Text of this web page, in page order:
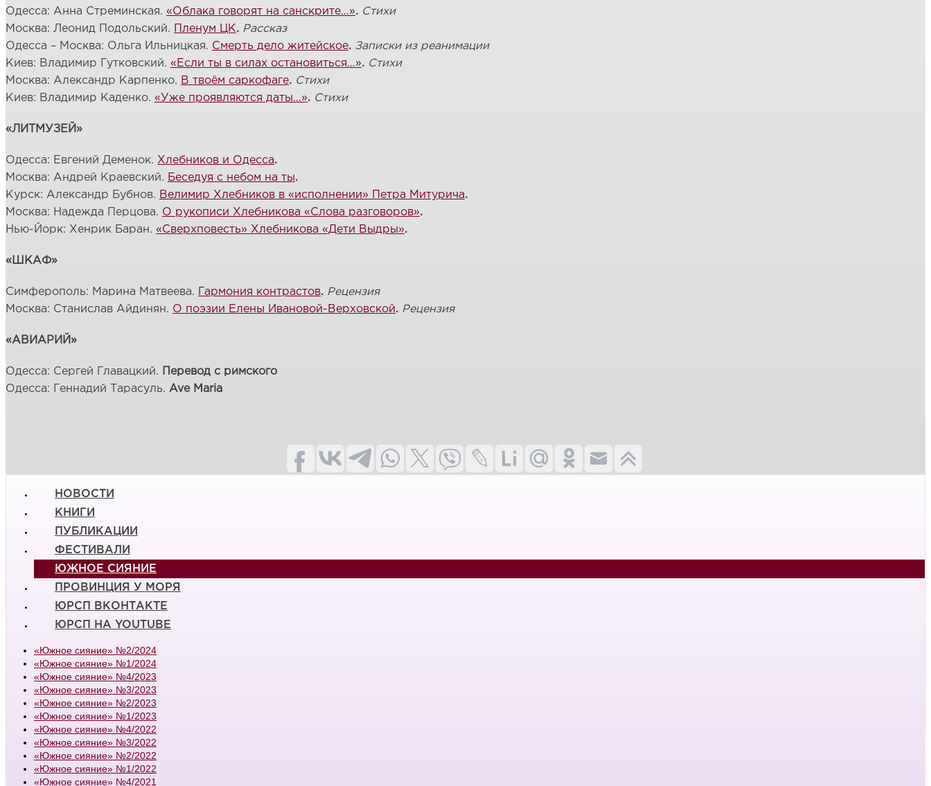
Одесса: Анна Стреминская. «Облака говорят на санскрите…». Стихи
Москва: Леонид Подольский. Пленум ЦК . Рассказ
Одесса – Москва: Ольга Ильницкая. Смерть дело житейское. Записки из реанимации
Киев: Владимир Гутковский. «Если ты в силах остановиться…». Стихи
Москва: Александр Карпенко. В твоём саркофаге. Стихи
Киев: Владимир Каденко. «Уже проявляются даты…». Стихи
«ЛИТМУЗЕЙ»
Одесса: Евгений Деменок. Хлебников и Одесса.
Москва: Андрей Краевский. Беседуя с небом на ты.
Курск: Александр Бубнов. Велимир Хлебников в «исполнении» Петра Митурича.
Москва: Надежда Перцова. О рукописи Хлебникова «Слова разговоров».
Нью-Йорк: Хенрик Баран. «Сверхповесть» Хлебникова «Дети Выдры».
«ШКАФ»
Симферополь: Марина Матвеева. Гармония контрастов. Рецензия
Москва: Станислав Айдинян. О поэзии Елены Ивановой-Верховской. Рецензия
«АВИАРИЙ»
Одесса: Сергей Главацкий. Перевод с римского
Одесса: Геннадий Тарасуль. Ave Maria
НОВОСТИ
КНИГИ
ПУБЛИКАЦИИ
ФЕСТИВАЛИ
ЮЖНОЕ СИЯНИЕ
ПРОВИНЦИЯ У МОРЯ
ЮРСП ВКОНТАКТЕ
ЮРСП НА YOUTUBE
«Южное сияние» №2/2024
«Южное сияние» №1/2024
«Южное сияние» №4/2023
«Южное сияние» №3/2023
«Южное сияние» №2/2023
«Южное сияние» №1/2023
«Южное сияние» №4/2022
«Южное сияние» №3/2022
«Южное сияние» №2/2022
«Южное сияние» №1/2022
«Южное сияние» №4/2021